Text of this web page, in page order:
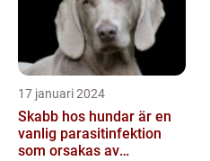
17 januari 2024
Skabb hos hundar är en
vanlig parasitinfektion
som orsakas av